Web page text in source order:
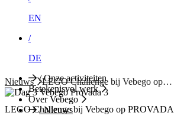
EN
/
DE
/Onze activiteiten
Betekenisvol werk
Over Vebego
/Nieuws
Nieuws LEGO Challenge bij Vebego op…
LEGO Challenge bij Vebego op PROVADA